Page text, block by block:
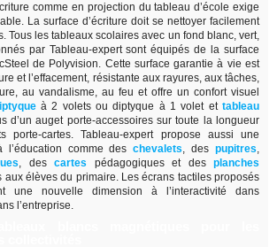
comme en projection du tableau d’école exige
La surface d’écriture doit se nettoyer facilement
Tous les tableaux scolaires avec un fond blanc, vert,
par Tableau-expert sont équipés de la surface
de Polyvision. Cette surface garantie à vie est
et l’effacement, résistante aux rayures, aux tâches,
au vandalisme, au feu et offre un confort visuel
à 2 volets ou diptyque à 1 volet et tableau
d’un auget porte-accessoires sur toute la longueur
porte-cartes. Tableau-expert propose aussi une
l’éducation comme des chevalets, des pupitres,
, des cartes pédagogiques et des
planches
aux élèves du primaire. Les écrans tactiles proposés
une nouvelle dimension à l’interactivité dans
l’entreprise.